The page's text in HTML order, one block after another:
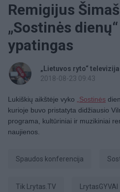
Remigijus
„Sostinės
ypatingas
„Lietuvos ryto“ televizija
2018-08-23 09:43
Lukiškių aikštėje vyko „Sostinės
kurioje buvo pristatyta didžiausio
programa, kultūriniai ir muzikiniai
naujienos.
spaudos konferencija
tik Lrytas.TV LrytasGYVAI